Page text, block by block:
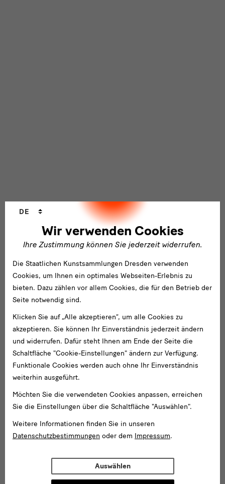
Wir verwenden Cookies
Ihre Zustimmung können Sie jederzeit widerrufen.
DE
Die Staatlichen Kunstsammlungen Dresden verwenden
Cookies, um Ihnen ein optimales Webseiten-Erlebnis zu
bieten. Dazu zählen vor allem Cookies, die für den Betrieb der
Seite notwendig sind.
Klicken Sie auf „Alle akzeptieren“, um alle Cookies zu
akzeptieren. Sie können Ihr Einverständnis jederzeit ändern
und widerrufen. Dafür steht Ihnen am Ende der Seite die
Schaltfläche "Cookie-Einstellungen" ändern zur Verfügung.
Funktionale Cookies werden auch ohne Ihr Einverständnis
weiterhin ausgeführt.
Möchten Sie die verwendeten Cookies anpassen, erreichen
Sie die Einstellungen über die Schaltfläche "Auswählen".
Weitere Informationen finden Sie in unseren
Datenschutzbestimmungen oder dem Impressum.
Auswählen